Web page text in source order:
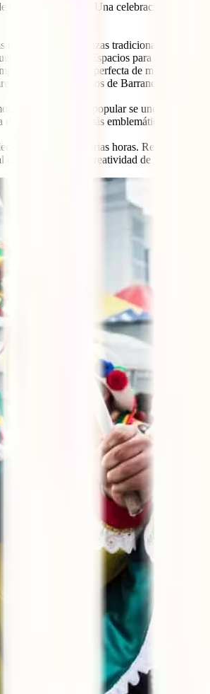
Paz – 5:00 p. m. Una celebración pensada
del folclor y las danzas tradicionales.
de comedias. Espacios para que
Una mezcla perfecta de música,
En distintos barrios de Barranquilla, este
sátira y tradición popular se unen en un
las guachernas más emblemáticas de los
de Rebolo – Varias horas. Recorridos
donde la alegría y creatividad de los más